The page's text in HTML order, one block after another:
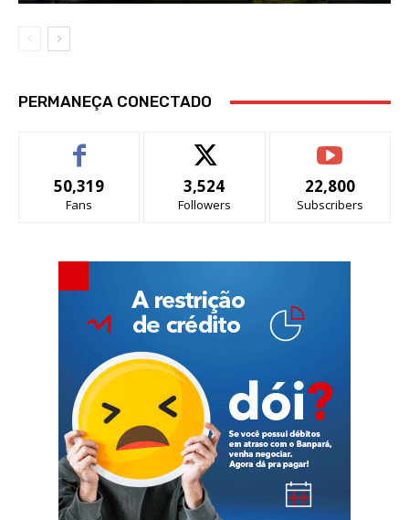
PERMANEÇA CONECTADO
50,319
Fans
3,524
Followers
22,800
Subscribers